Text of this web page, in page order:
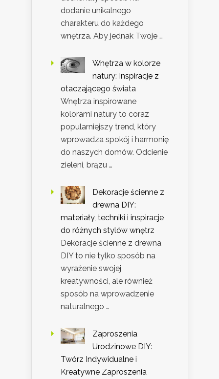
dodanie unikalnego
charakteru do każdego
wnętrza. Aby jednak Twoje …
Wnętrza w kolorze
natury: Inspiracje z
otaczającego świata
Wnętrza inspirowane
kolorami natury to coraz
popularniejszy trend, który
wprowadza spokój i harmonię
do naszych domów. Odcienie
zieleni, brązu …
Dekoracje ścienne z
drewna DIY:
materiały, techniki i inspiracje
do różnych stylów wnętrz
Dekoracje ścienne z drewna
DIY to nie tylko sposób na
wyrażenie swojej
kreatywności, ale również
sposób na wprowadzenie
naturalnego …
Zaproszenia
Urodzinowe DIY:
Twórz Indywidualne i
Kreatywne Zaproszenia